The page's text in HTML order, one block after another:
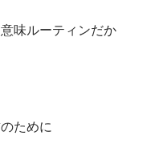
味ルーティンだか
ために